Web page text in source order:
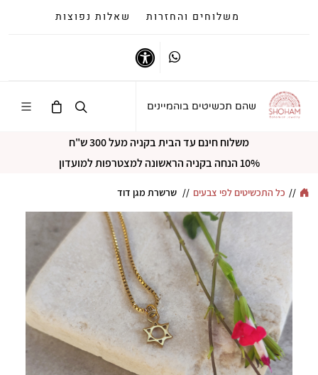
משלוחים והחזרות שאלות נפוצות
Whatsapp
שהם תכשיטים בוהמיינים
משלוח חינם עד הבית בקניה מעל 300 ש"ח
10% הנחה בקניה הראשונה למצטרפות למועדון
// כל התכשיטים לפי צבעים // שרשרת מגן דוד